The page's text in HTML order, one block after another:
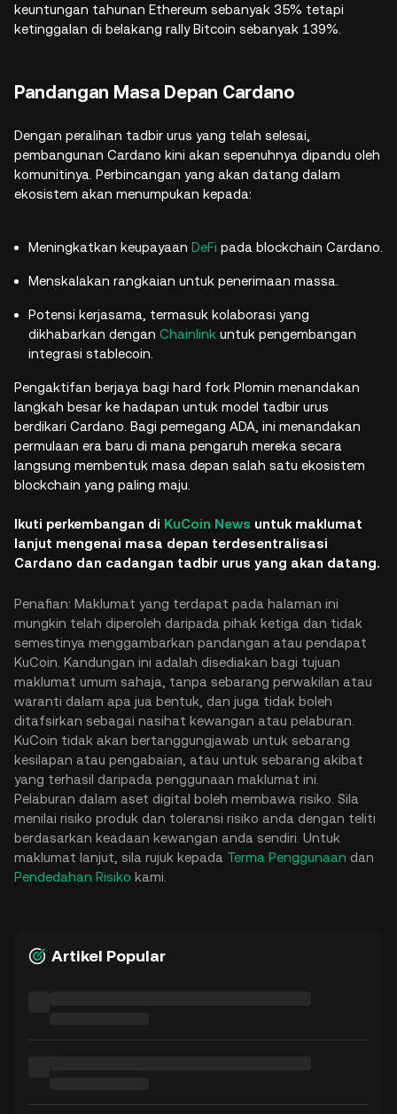
keuntungan tahunan Ethereum sebanyak 35% tetapi
ketinggalan di belakang rally Bitcoin sebanyak 139%.
Pandangan Masa Depan Cardano
Dengan peralihan tadbir urus yang telah selesai,
pembangunan Cardano kini akan sepenuhnya dipandu oleh
komunitinya. Perbincangan yang akan datang dalam
ekosistem akan menumpukan kepada:
Meningkatkan keupayaan DeFi pada blockchain Cardano.
Menskalakan rangkaian untuk penerimaan massa.
Potensi kerjasama, termasuk kolaborasi yang
dikhabarkan dengan Chainlink untuk pengembangan
integrasi stablecoin.
Pengaktifan berjaya bagi hard fork Plomin menandakan
langkah besar ke hadapan untuk model tadbir urus
berdikari Cardano. Bagi pemegang ADA, ini menandakan
permulaan era baru di mana pengaruh mereka secara
langsung membentuk masa depan salah satu ekosistem
blockchain yang paling maju.
Ikuti perkembangan di KuCoin News untuk maklumat
lanjut mengenai masa depan terdesentralisasi
Cardano dan cadangan tadbir urus yang akan datang.
Penafian: Maklumat yang terdapat pada halaman ini
mungkin telah diperoleh daripada pihak ketiga dan tidak
semestinya menggambarkan pandangan atau pendapat
KuCoin. Kandungan ini adalah disediakan bagi tujuan
maklumat umum sahaja, tanpa sebarang perwakilan atau
waranti dalam apa jua bentuk, dan juga tidak boleh
ditafsirkan sebagai nasihat kewangan atau pelaburan.
KuCoin tidak akan bertanggungjawab untuk sebarang
kesilapan atau pengabaian, atau untuk sebarang akibat
yang terhasil daripada penggunaan maklumat ini.
Pelaburan dalam aset digital boleh membawa risiko. Sila
menilai risiko produk dan toleransi risiko anda dengan teliti
berdasarkan keadaan kewangan anda sendiri. Untuk
maklumat lanjut, sila rujuk kepada Terma Penggunaan dan
Pendedahan Risiko kami.
Artikel Popular